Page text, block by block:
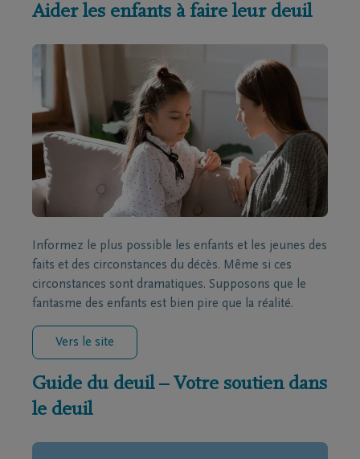
Aider les enfants à faire leur deuil
Informez le plus possible les enfants et les jeunes des
faits et des circonstances du décès. Même si ces
circonstances sont dramatiques. Supposons que le
fantasme des enfants est bien pire que la réalité.
Vers le site
Guide du deuil – Votre soutien dans
le deuil